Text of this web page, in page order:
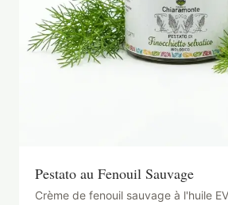
Pestato au Fenouil Sauvage
Crème de fenouil sauvage à l'huile